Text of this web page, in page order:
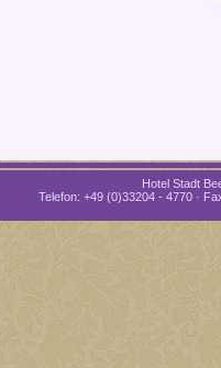
Hotel Stadt
Telefon: +49 (0)33204 - 4770 ·